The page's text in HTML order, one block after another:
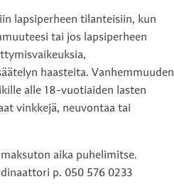
lapsiperheen tilanteisiin, kun
tai jos lapsiperheen
haasteita. Vanhemmuuden
alle 18-vuotiaiden lasten
vinkkejä, neuvontaa tai
aika puhelimitse.
p. 050 576 0233